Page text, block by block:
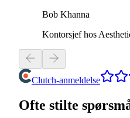
Bob Khanna
Kontorsjef hos
Clutch-anmeldelse
Ofte stilte